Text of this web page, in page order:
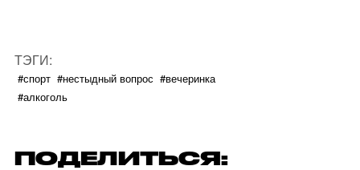
ТЭГИ:
#спорт #нестыдный вопрос #вечеринка
#алкоголь
ПОДЕЛИТЬСЯ: